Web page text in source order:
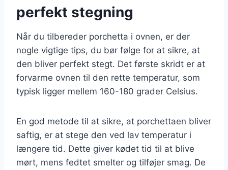
perfekt stegning
Når du tilbereder porchetta i ovnen, er der
nogle vigtige tips, du bør følge for at sikre, at
den bliver perfekt stegt. Det første skridt er at
forvarme ovnen til den rette temperatur, som
typisk ligger mellem 160-180 grader Celsius.
En god metode til at sikre, at porchettaen bliver
saftig, er at stege den ved lav temperatur i
længere tid. Dette giver kødet tid til at blive
mørt, mens fedtet smelter og tilføjer smag. De